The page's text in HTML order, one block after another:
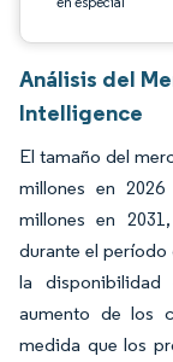
Análisis del
Intelligence
El tamaño del
millones en
millones en
durante el
la
aumento de los
medida que los